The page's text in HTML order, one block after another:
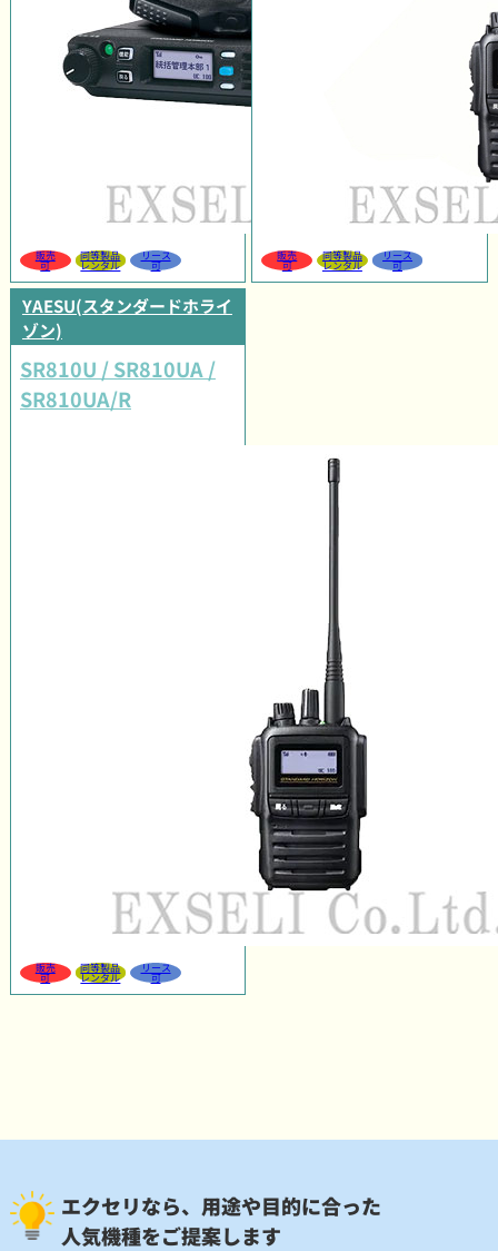
販売
可
同等製品
レンタル
リース
可
販売
可
同等製品
レンタル
リース
可
YAESU(スタンダードホライ
ゾン)
SR810U / SR810UA /
SR810UA/R
販売
可
同等製品
レンタル
リース
可
エクセリなら、用途や目的に合った
人気機種をご提案します